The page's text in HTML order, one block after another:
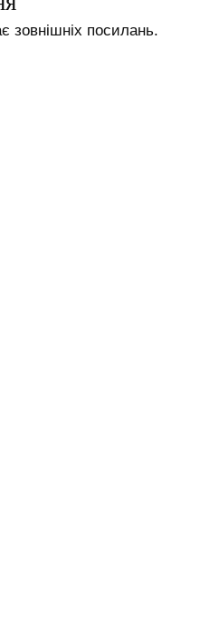
зовнішніх посилань.